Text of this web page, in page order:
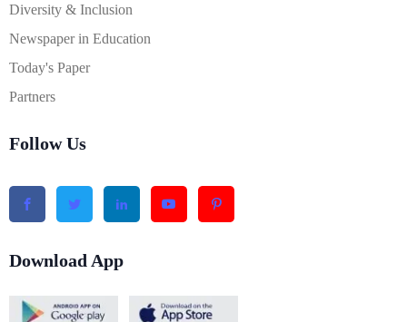
Diversity & Inclusion
Newspaper in Education
Today's Paper
Partners
Follow Us
Download App